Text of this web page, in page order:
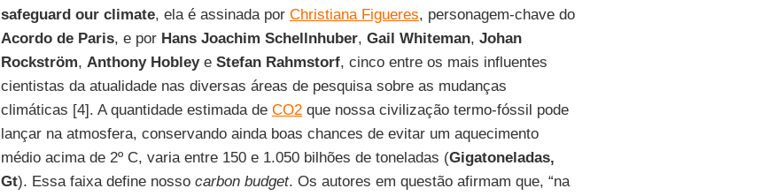
safeguard our climate, ela é assinada por Christiana Figueres, personagem-chave do
Acordo de Paris, e por Hans Joachim Schellnhuber, Gail Whiteman, Johan
Rockström, Anthony Hobleye Stefan Rahmstorf, cinco entre os mais influentes
cientistas da atualidade nas diversas áreas de pesquisa sobre as mudanças
climáticas [4]. A quantidade estimada de CO2que nossa civilização termo-fóssil pode
lançar na atmosfera, conservando ainda boas chances de evitar um aquecimento
médio acima de 2º C, varia entre 150 e 1.050 bilhões de toneladas (Gigatoneladas,
Gt). Essa faixa define nosso carbon budget. Os autores em questão afirmam que, “na